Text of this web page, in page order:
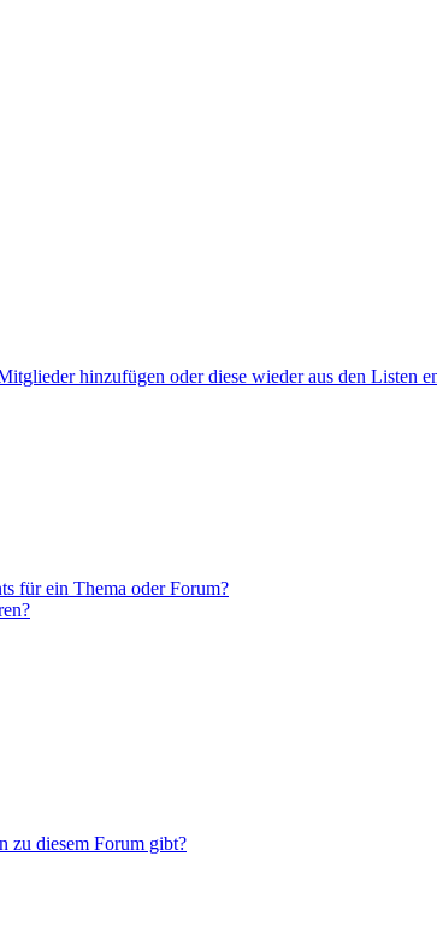
hinzufügen oder diese wieder aus den Listen
für ein Thema oder Forum?
zu diesem Forum gibt?